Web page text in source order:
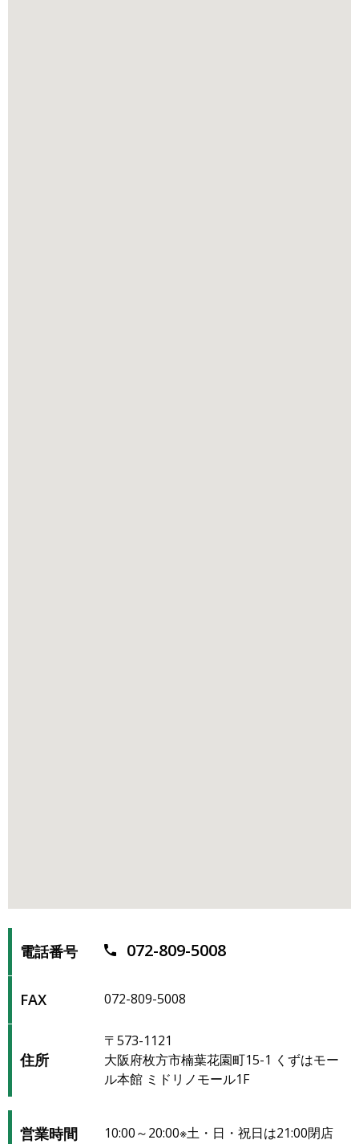
電話番号 072-809-5008
FAX 072-809-5008
住所
〒573-1121
大阪府枚方市楠葉花園町15-1 くずはモー
ル本館 ミドリノモール1F
営業時間 10:00～20:00※土・日・祝日は21:00閉店